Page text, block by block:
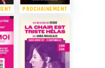
PROCHAINEMENT